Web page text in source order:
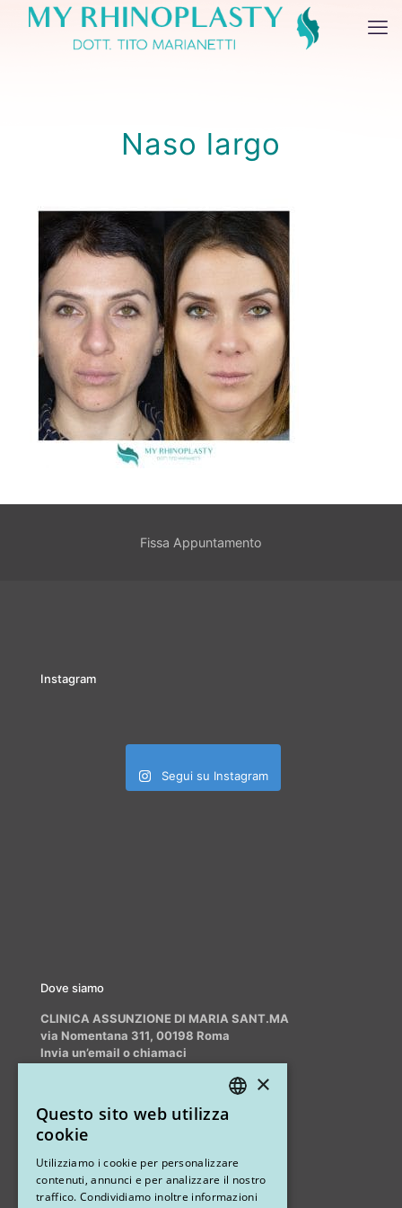
Naso largo
Fissa Appuntamento
Instagram
Segui su Instagram
Dove siamo
CLINICA ASSUNZIONE DI MARIA SANT.MA
via Nomentana 311, 00198 Roma
Invia un’email o chiamaci
Altri studi
STUDIO MARIANETTI MED
×
Questo sito web utilizza
cookie
Utilizziamo i cookie per personalizzare
contenuti, annunci e per analizzare il nostro
traffico. Condividiamo inoltre informazioni